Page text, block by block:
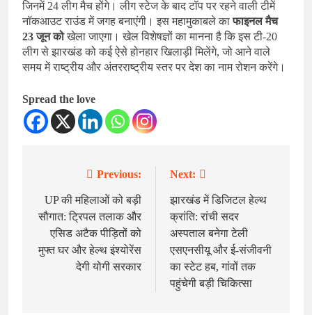
जिनमें 24 लीग मैच होंगे। लीग स्टेज के बाद टॉप पर रहने वाली टीमें
नॉकआउट राउंड में जगह बनाएंगी। इस महामुकाबले काफाइनल मैच
23 जून कोखेला जाएगा। खेल विशेषज्ञों का मानना है कि इस टी-20
लीग से झारखंड को कई ऐसे होनहार खिलाड़ी मिलेंगे, जो आने वाले
समय में राष्ट्रीय और अंतरराष्ट्रीय स्तर पर देश का नाम रोशन करेंगे।
Spread the love
navigation
Previous:
UP की महिलाओं को बड़ी
सौगात: ट्रिपल तलाक और
एसिड अटैक पीड़ितों को
मुफ्त घर और हेल्थ इंश्योरेंस
देगी योगी सरकार
Next:
झारखंड में डिजिटल हेल्थ
क्रांति: रांची सदर
अस्पताल बनेगा टेली
एसएनसीयू और ई-संजीवनी
का स्टेट हब, गांवों तक
पहुंचेगी बड़ी चिकित्सा